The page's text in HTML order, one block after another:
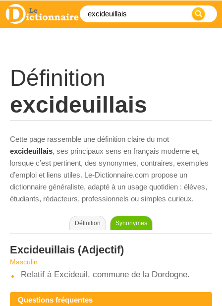
Définition
excideuillais
Cette page rassemble une définition claire du mot
excideuillais, ses principaux sens en français moderne et,
lorsque c’est pertinent, des synonymes, contraires, exemples
d’emploi et liens utiles. Le-Dictionnaire.com propose un
dictionnaire généraliste, adapté à un usage quotidien : élèves,
étudiants, rédacteurs, professionnels ou simples curieux.
Définition Synonymes
Excideuillais (Adjectif)
Masculin
Relatif à Excideuil, commune de la Dordogne.
Questions fréquentes